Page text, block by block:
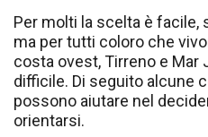
Per molti la scelta è facile,
ma per tutti coloro che
costa ovest, Tirreno e Mar
difficile. Di seguito alcune
possono aiutare nel
orientarsi.